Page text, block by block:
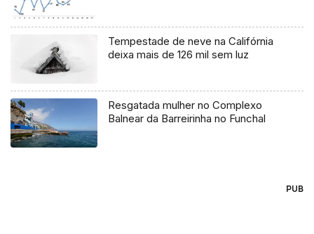
Tempestade de neve na Califórnia
deixa mais de 126 mil sem luz
Resgatada mulher no Complexo
Balnear da Barreirinha no Funchal
PUB